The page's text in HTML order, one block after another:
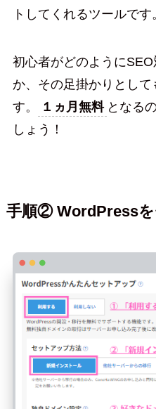
トしてくれるツールです
初心者がどのように
か、その足掛かりとし
す。
１ヵ月無料 となる
しょう！
手順② WordPress